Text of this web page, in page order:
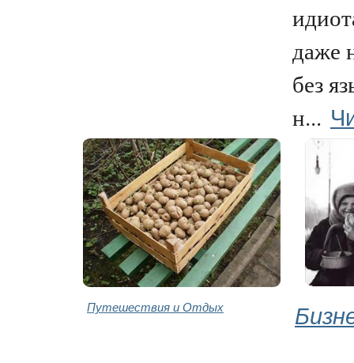
даже
без
н...
Путешествия и Отдых